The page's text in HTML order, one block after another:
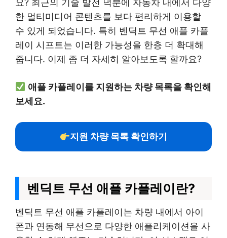
요? 최근의 기술 발전 덕분에 자동차 내에서 다양
한 멀티미디어 콘텐츠를 보다 편리하게 이용할
수 있게 되었습니다. 특히 벤딕트 무선 애플 카플
레이 시프트는 이러한 가능성을 한층 더 확대해
줍니다. 이제 좀 더 자세히 알아보도록 할까요?
애플 카플레이를 지원하는 차량 목록을 확인해
보세요.
지원 차량 목록 확인하기
벤딕트 무선 애플 카플레이란?
벤딕트 무선 애플 카플레이는 차량 내에서 아이
폰과 연동해 무선으로 다양한 애플리케이션을 사